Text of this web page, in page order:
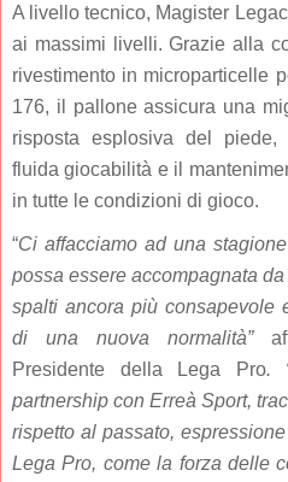
A livello tecnico, Magister
ai massimi livelli. Grazie alla
rivestimento in microparticelle
176, il pallone assicura una
risposta esplosiva del
fluida giocabilità e il
in tutte le condizioni di gioco.
“Ci affacciamo ad una
possa essere accompagnata
spalti ancora più consapevole
di una nuova normalità”
Presidente della Lega Pro.
partnership con Erreà Sport,
rispetto al passato,
Lega Pro, come la forza delle